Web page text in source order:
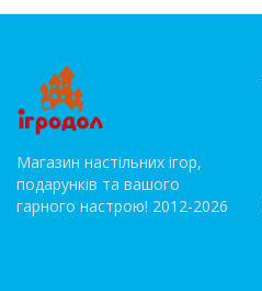
Магазин настільних ігор,
подарунків та вашого
гарного настрою! 2012-2026